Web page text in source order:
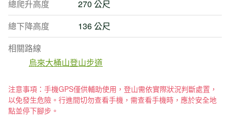
總爬升高度
270 公尺
總下降高度
136 公尺
相關路線
烏來大桶山登山步道
注意事項：手機GPS僅供輔助使用，登山需依實際狀況判斷處置，
以免發生危險。行進間切勿查看手機，需查看手機時，應於安全地
點並停下腳步。